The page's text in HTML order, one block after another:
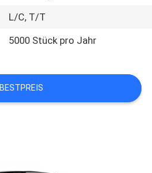
L/C, T/T
5000 Stück pro Jahr
BESTPREIS